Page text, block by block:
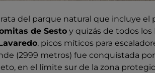
del parque natural que incluye el
de Sesto y quizás de todos
, picos míticos para
(2999 metros) fue conquistada
en el límite sur de la zona